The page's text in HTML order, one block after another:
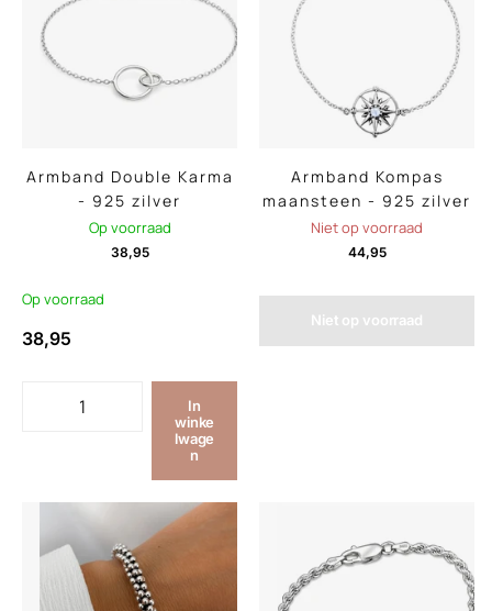
Armband Double Karma
- 925 zilver
Op voorraad
38,95
Op voorraad
38,95
In
winke
lwage
n
Armband Kompas
maansteen - 925 zilver
Niet op voorraad
44,95
Niet op voorraad